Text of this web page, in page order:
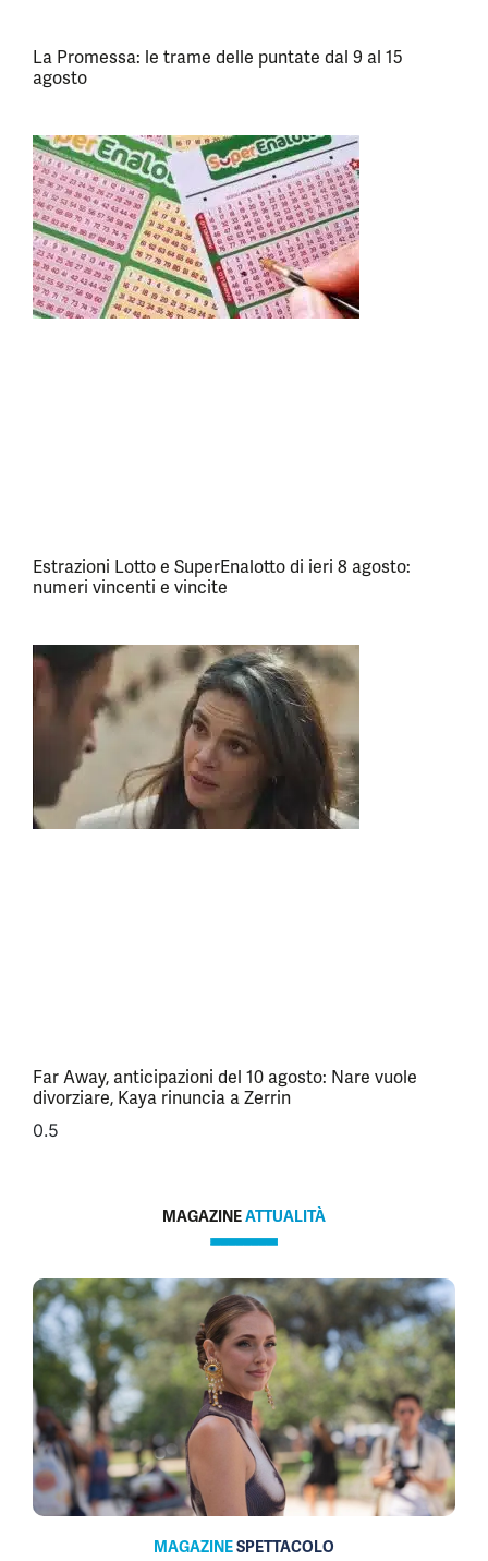
La Promessa: le trame delle puntate dal 9 al 15
agosto
Estrazioni Lotto e SuperEnalotto di ieri 8 agosto:
numeri vincenti e vincite
Far Away, anticipazioni del 10 agosto: Nare vuole
divorziare, Kaya rinuncia a Zerrin
MAGAZINEATTUALITÀ
MAGAZINESPETTACOLO